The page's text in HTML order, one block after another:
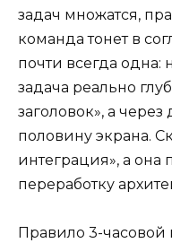
задач множатся,
команда тонет в
почти всегда одна:
задача реально
заголовок», а
половину экрана.
интеграция», а она
переработку
Правило 3-